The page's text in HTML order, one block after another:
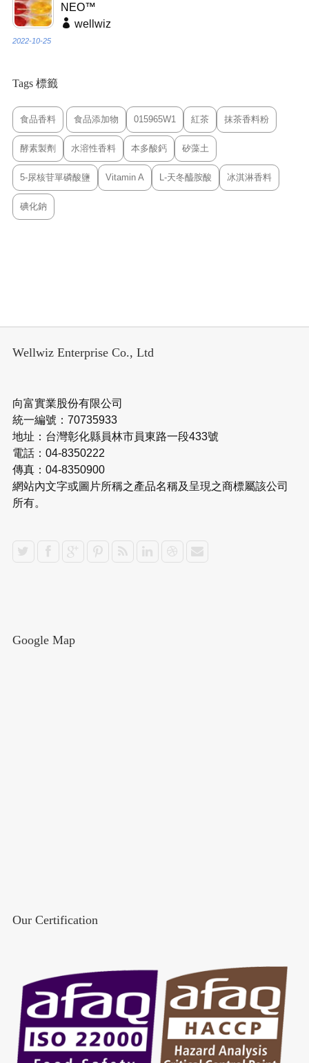
NEO™
wellwiz
2022-10-25
Tags 標籤
食品香料 食品添加物 015965W1 紅茶 抹茶香料粉
酵素製劑 水溶性香料 本多酸鈣 矽藻土
5-尿核苷單磷酸鹽 Vitamin A L-天冬醯胺酸 冰淇淋香料
碘化鈉
Wellwiz Enterprise Co., Ltd
向富實業股份有限公司
統一編號：70735933
地址：台灣彰化縣員林市員東路一段433號
電話：04-8350222
傳真：04-8350900
網站內文字或圖片所稱之產品名稱及呈現之商標屬該公司
所有。
Google Map
Our Certification